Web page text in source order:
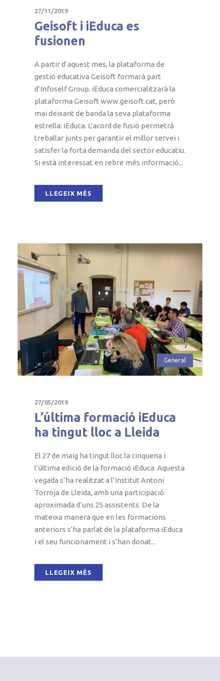
27/11/2019
Geisoft i iEduca es
fusionen
A partir d’aquest mes, la plataforma de
gestió educativa Geisoft formarà part
d’Infoself Group. iEduca comercialitzarà la
plataforma Geisoft www.geisoft.cat, però
mai deixant de banda la seva plataforma
estrella: iEduca. L’acord de fusió permetrà
treballar junts per garantir el millor servei i
satisfer la forta demanda del sector educatiu.
Si està interessat en rebre més informació...
LLEGEIX MÉS
General
27/05/2019
L’última formació iEduca
ha tingut lloc a Lleida
El 27 de maig ha tingut lloc la cinquena i
l’última edició de la formació iEduca. Aquesta
vegada s’ha realitzat a l’Institut Antoni
Torroja de Lleida, amb una participació
aproximada d’uns 25 assistents. De la
mateixa manera que en les formacions
anteriors s’ha parlat de la plataforma iEduca
i el seu funcionament i s’han donat...
LLEGEIX MÉS